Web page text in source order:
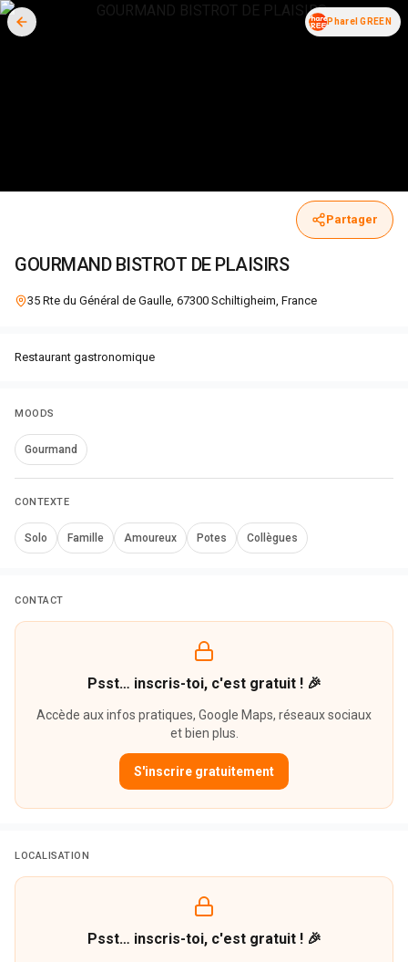
Pharel GREEN
Partager
GOURMAND BISTROT DE PLAISIRS
35 Rte du Général de Gaulle, 67300 Schiltigheim, France
Restaurant gastronomique
MOODS
Gourmand
CONTEXTE
Solo Famille Amoureux Potes Collègues
CONTACT
Psst… inscris-toi, c'est gratuit ! 🎉
Accède aux infos pratiques, Google Maps, réseaux sociaux
et bien plus.
S'inscrire gratuitement
LOCALISATION
Psst… inscris-toi, c'est gratuit ! 🎉